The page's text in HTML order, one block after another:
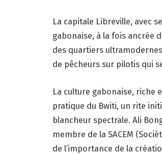
La capitale Libreville, avec
gabonaise, à la fois ancrée
des quartiers
de pêcheurs sur pilotis qui
La culture gabonaise, riche
pratique du Bwiti, un rite
blancheur spectrale. Ali
membre de la SACEM
de l’importance de la